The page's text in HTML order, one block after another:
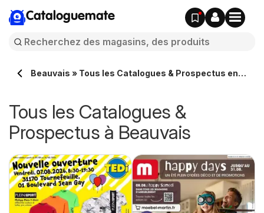
Cataloguemate
Beauvais » Tous les Catalogues & Prospectus en
Tous les Catalogues &
Prospectus à Beauvais